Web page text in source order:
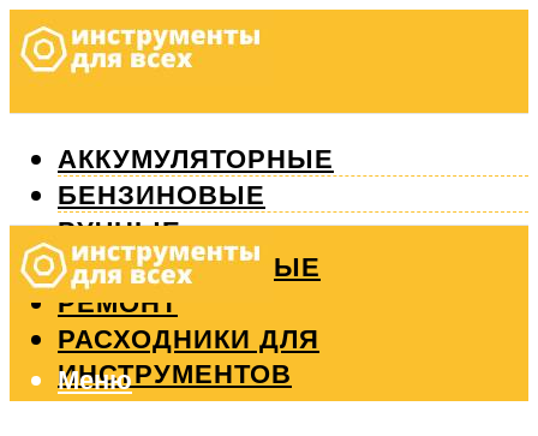
АККУМУЛЯТОРНЫЕ
БЕНЗИНОВЫЕ
РУЧНЫЕ
ИЗМЕРИТЕЛЬНЫЕ
РЕМОНТ
РАСХОДНИКИ ДЛЯ
ИНСТРУМЕНТОВ
Меню